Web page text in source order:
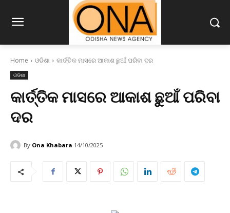
Home ଓଡିଶା କାର୍ତ୍ତିକ ମାସରେ ଆକାଶ ଛୁଆଁ ପରିବା ଦର
ଓଡିଶା
କାର୍ତ୍ତିକ ମାସରେ ଆକାଶ ଛୁଆଁ ପରିବା
ଦର
By Ona Khabara 14/10/2025